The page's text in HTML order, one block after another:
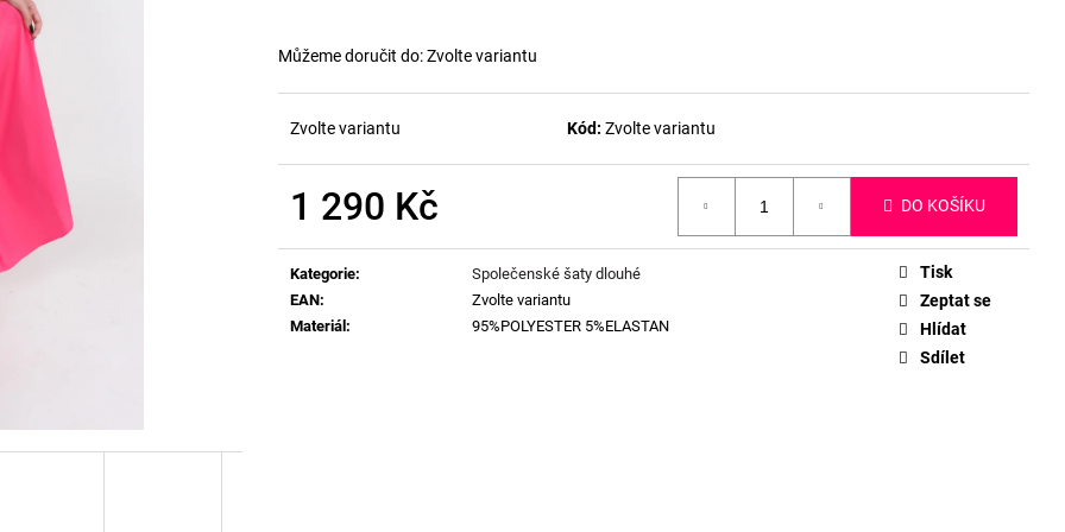
Můžeme doručit do:Zvolte variantu
Zvolte variantu Kód: Zvolte variantu
1 290 Kč DO KOŠÍKU
Kategorie:
Společenské šaty dlouhé
EAN:
Zvolte variantu
Materiál: 95%POLYESTER 5%ELASTAN
Tisk
Zeptat se
Hlídat
Sdílet